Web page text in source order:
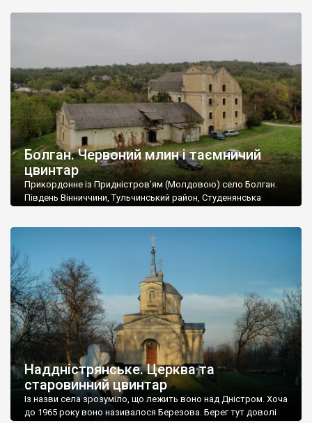
Болган. Червоний млин і таємничий
цвинтар
Прикордонне із Придністров’ям (Молдовою) село Болган.
Південь Вінниччини, Тульчинський район, Студенянська
старовинний цвинтар із кам’яними хрестами. Всі епітафії, які
збереглися, написані кирилицею, церковнослов’янською
мовою. За всіма традиційними ознаками – цвинтар
український. Хрести датуються 19 століттям. У 1924-1940
роках Болган […]
Наддністрянське. Церква та
старовинний цвинтар
Із назви села зрозуміло, що лежить воно над Дністром. Хоча
до 1965 року воно називалося Березова. Берег тут доволі